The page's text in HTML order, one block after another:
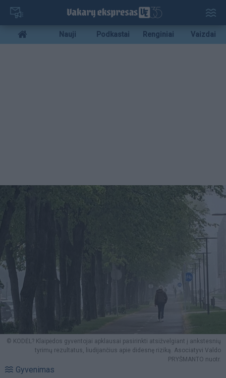
Pereiti
pagrindinį
turinį
Mobile
menu
Nauji Podkastai Renginiai Vaizdai
© KODĖL? Klaipėdos gyventojai apklausai pasirinkti atsižvelgiant į ankstesnių
tyrimų rezultatus, liudijančius apie didesnę riziką. Asociatyvi Valdo
PRYŠMANTO nuotr.
Gyvenimas